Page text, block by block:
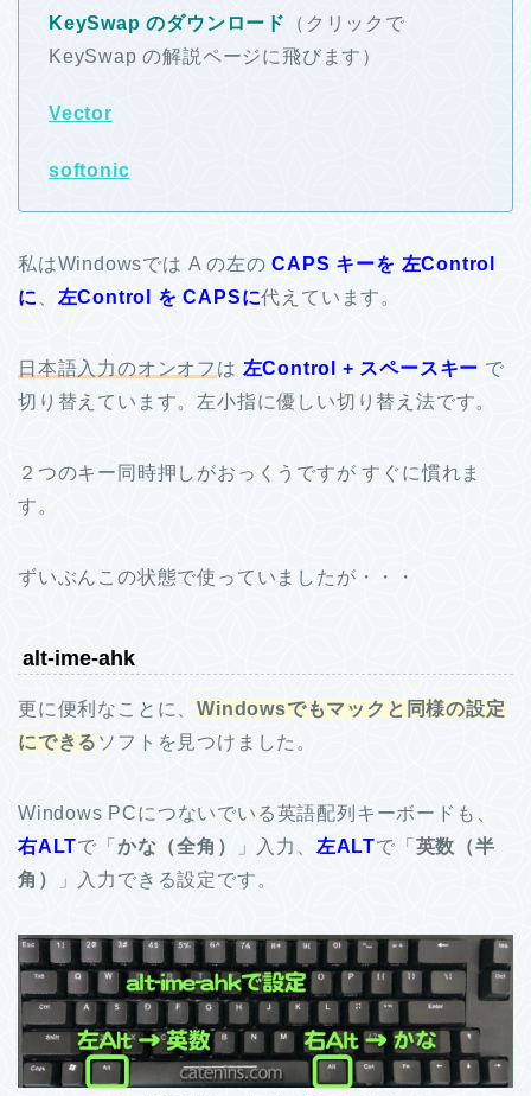
KeySwap のダウンロード
（クリックで
KeySwap の解説ページに飛びます）
Vector
softonic
私はWindowsでは A の左のCAPS キーを 左Control
に
左Control を CAPSに代えています。
日本語入力のオンオフ は 左Control + スペースキー で
切り替えています。左小指に優しい切り替え法です。
２つのキー同時押しがおっくうですが すぐに慣れま
す。
ずいぶんこの状態で使っていましたが・・・
alt-ime-ahk
更に便利なことに、Windowsでもマックと同様の設定
にできる ソフトを見つけました。
Windows PCにつないでいる英語配列キーボードも、
右ALTで「 かな（全角） 」入力、 左ALTで「 英数（半
角）
」入力できる設定です。